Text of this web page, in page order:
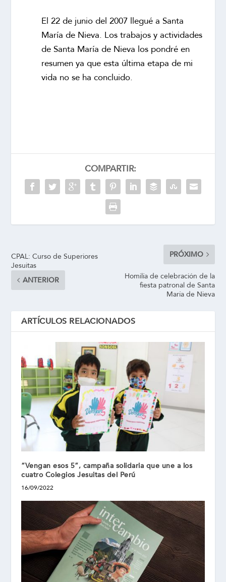
El 22 de junio del 2007 llegué a Santa
María de Nieva. Los trabajos y actividades
de Santa María de Nieva los pondré en
resumen ya que esta última etapa de mi
vida no se ha concluido.
COMPARTIR:
CPAL: Curso de Superiores
Jesuitas
ANTERIOR
PRÓXIMO
Homilía de celebración de la
fiesta patronal de Santa
María de Nieva
ARTÍCULOS RELACIONADOS
“Vengan esos 5”, campaña solidaria que une a los
cuatro Colegios Jesuitas del Perú
16/09/2022